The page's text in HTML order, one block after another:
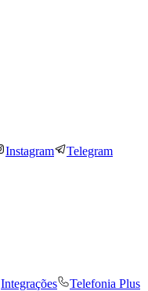
Instagram Telegram
Integrações
Telefonia Plus